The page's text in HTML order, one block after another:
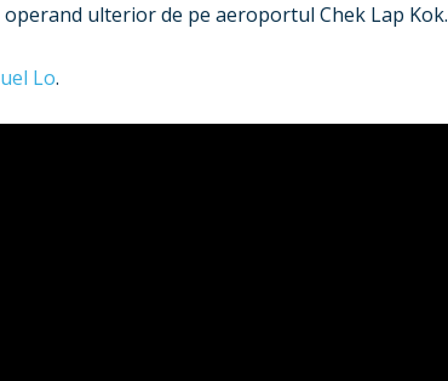
ulterior de pe aeroportul Chek Lap Kok.
Lo.